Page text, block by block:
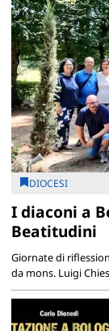
DIOCESI
I diaconi a
Beatitudini
Giornate di
da mons. Luigi